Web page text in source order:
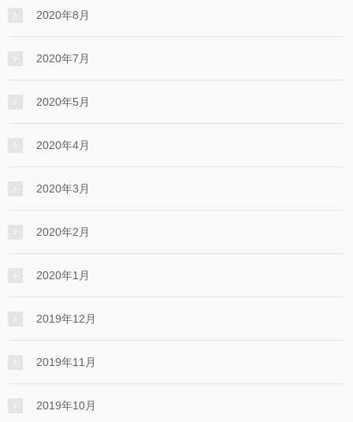
2020年8月
2020年7月
2020年5月
2020年4月
2020年3月
2020年2月
2020年1月
2019年12月
2019年11月
2019年10月